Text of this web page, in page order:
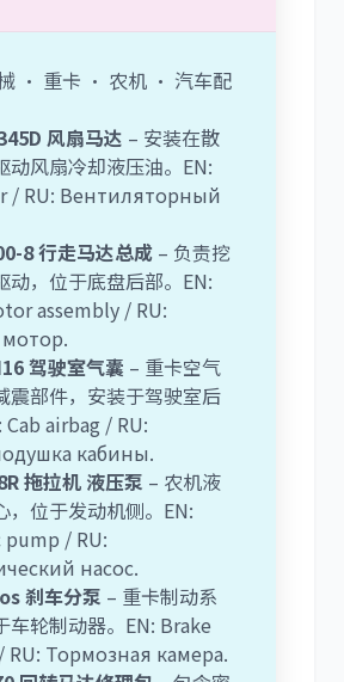
· 重卡 · 农机 · 汽车配
风扇马达 – 安装在散
动风扇冷却液压油。EN:
/ RU: Вентиляторный
8 行走马达总成 – 负责挖
动，位于底盘后部。EN:
assembly / RU:
驾驶室气囊 – 重卡空气
震部件，安装于驾驶室后
Cab airbag / RU:
кабины.
拖拉机 液压泵 – 农机液
，位于发动机侧。EN:
/ RU:
насос.
刹车分泵 – 重卡制动系
车轮制动器。EN: Brake
RU: Тормозная камера.